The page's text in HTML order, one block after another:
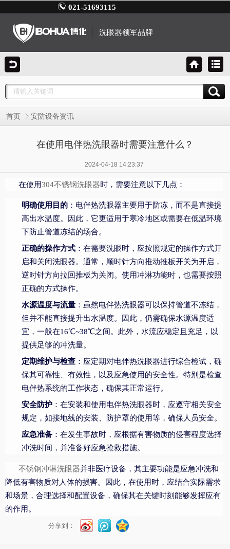
021-51693115
洗眼器领军品牌
首页 安防设备资讯
在使用电伴热洗眼器时需要注意什么？
2024-04-18 14:23:37
在使用304不锈钢洗眼器时，需要注意以下几点：
明确使用目的 ：电伴热洗眼器主要用于防冻，而不是直接提
高出水温度。因此，它更适用于寒冷地区或需要在低温环境
下防止管道冻结的场合。
正确的操作方式 ：在需要洗眼时，应按照规定的操作方式开
启和关闭洗眼器。通常，顺时针方向推动推板开关为开启，
逆时针方向拉回推板为关闭。使用冲淋功能时，也需要按照
正确的方式操作。
水源温度与流量 ：虽然电伴热洗眼器可以保持管道不冻结，
但并不能直接提升出水温度。因此，仍需确保水源温度适
宜，一般在16℃~38℃之间。此外，水流应稳定且充足，以
提供足够的冲洗量。
定期维护与检查 ：应定期对电伴热洗眼器进行综合检试，确
保其可靠性、有效性，以及应急使用的安全性。特别是检查
电伴热系统的工作状态，确保其正常运行。
安全防护 ：在安装和使用电伴热洗眼器时，应遵守相关安全
规定，如接地线的安装、防护罩的使用等，确保人员安全。
应急准备 ：在发生事故时，应根据有害物质的侵害程度选择
冲洗时间，并准备好应急抢救措施。
不锈钢冲淋洗眼器并非医疗设备，其主要功能是应急冲洗和
降低有害物质对人体的损害。因此，在使用时，应结合实际需求
和场景，合理选择和配置设备，确保其在关键时刻能够发挥应有
的作用。
分享到：